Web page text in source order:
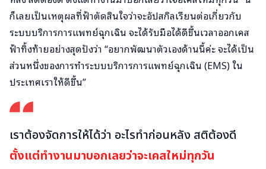
ก็เลยเป็นเหตุผลที่ฟ้าตัดสินใจว่าจะอัปสกิลเรียนต่อเกี่ยวกับ
ระบบบริการการแพทย์ฉุกเฉิน จะได้รับมือได้ดีขึ้นเวลาออกเคส
ฟ้าทิ้งท้ายอย่างสุดปังว่า “อยากพัฒนาตัวเองด้านนี้ค่ะ จะได้เป็น
ส่วนหนึ่งของการทำระบบบริการการแพทย์ฉุกเฉิน (EMS) ใน
ประเทศเราให้ดีขึ้น”
เราต้องจัดการให้ได้ว่า อะไรทำก่อนหลัง สติต้องดี
ตั้งแต่ทำงานมาบอกเลยว่าจะเคสใหม่ทุกวัน